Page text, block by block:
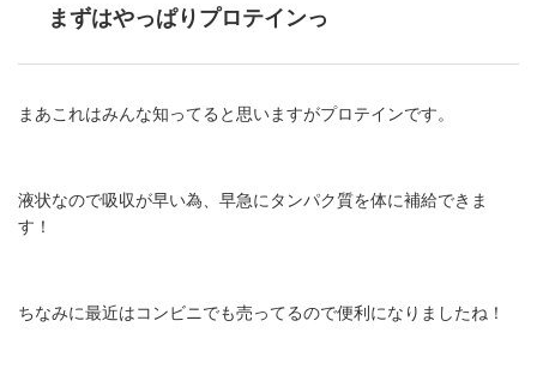
まずはやっぱりプロテインっ
まあこれはみんな知ってると思いますがプロテインです。
液状なので吸収が早い為、早急にタンパク質を体に補給できま
す！
ちなみに最近はコンビニでも売ってるので便利になりましたね！